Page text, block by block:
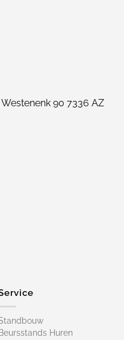
90 7336 AZ
Beursstands Huren